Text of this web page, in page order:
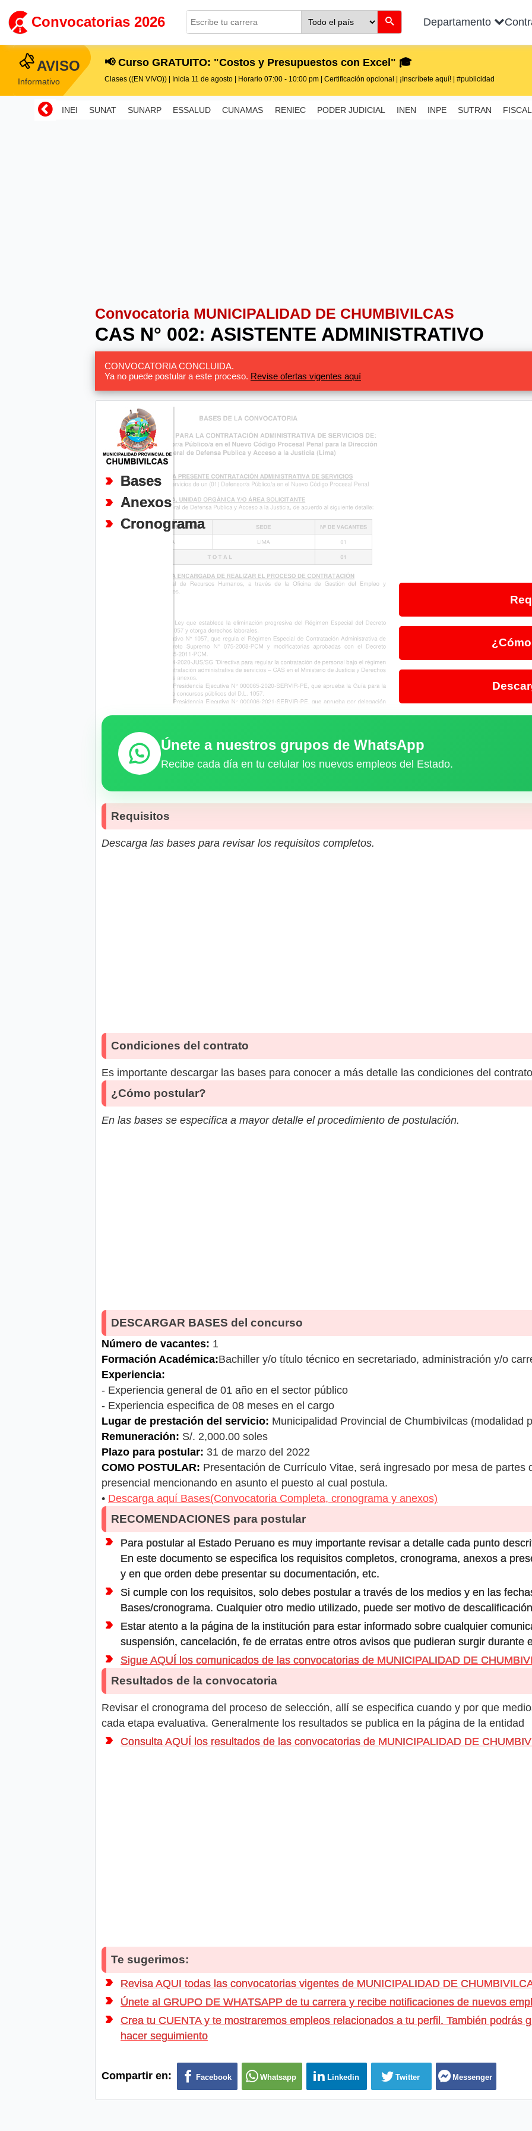
Convocatorias 2026 Departamento
AVISO
Informativo
📢 Curso GRATUITO: "Costos y Presupuestos con Excel" 🎓
Clases ((EN VIVO)) | Inicia 11 de agosto | Horario 07:00 - 10:00 pm | Certificación opcional | ¡Inscríbete aquí! | #publicidad
INEI SUNAT SUNARP ESSALUD CUNAMAS RENIEC PODER JUDICIAL INEN INPE SUTRAN
Convocatoria MUNICIPALIDAD DE CHUMBIVILCAS
CAS N° 002: ASISTENTE ADMINISTRATIVO
CONVOCATORIA CONCLUIDA.
Ya no puede postular a este proceso. Revise ofertas vigentes aquí
Bases
Anexos
Cronograma
Únete a nuestros grupos de WhatsApp
Recibe cada día en tu celular los nuevos empleos del Estado.
Requisitos
Descarga las bases para revisar los requisitos completos.
Condiciones del contrato
Es importante descargar las bases para conocer a más detalle las condiciones del
¿Cómo postular?
En las bases se especifica a mayor detalle el procedimiento de postulación.
DESCARGAR BASES del concurso
Número de vacantes: 1
Formación Académica:Bachiller y/o título técnico en secretariado, administración y/o
Experiencia:
- Experiencia general de 01 año en el sector público
- Experiencia especifica de 08 meses en el cargo
Lugar de prestación del servicio: Municipalidad Provincial de Chumbivilcas (modalidad
Remuneración: S/. 2,000.00 soles
Plazo para postular: 31 de marzo del 2022
COMO POSTULAR: Presentación de Currículo Vitae, será ingresado por mesa de partes
presencial mencionando en asunto el puesto al cual postula.
• Descarga aquí Bases(Convocatoria Completa, cronograma y anexos)
RECOMENDACIONES para postular
Para postular al Estado Peruano es muy importante revisar a detalle cada punto
En este documento se especifica los requisitos completos, cronograma, anexos a
y en que orden debe presentar su documentación, etc.
Si cumple con los requisitos, solo debes postular a través de los medios y en las
Bases/cronograma. Cualquier otro medio utilizado, puede ser motivo de
Estar atento a la página de la institución para estar informado sobre cualquier
suspensión, cancelación, fe de erratas entre otros avisos que pudieran surgir durante
Sigue AQUÍ los comunicados de las convocatorias de MUNICIPALIDAD DE
Resultados de la convocatoria
Revisar el cronograma del proceso de selección, allí se especifica cuando y por que
cada etapa evaluativa. Generalmente los resultados se publica en la página de la entidad
Consulta AQUÍ los resultados de las convocatorias de MUNICIPALIDAD DE
Te sugerimos:
Revisa AQUI todas las convocatorias vigentes de MUNICIPALIDAD DE
Únete al GRUPO DE WHATSAPP de tu carrera y recibe notificaciones de nuevos
Crea tu CUENTA y te mostraremos empleos relacionados a tu perfil. También podrás
hacer seguimiento
Compartir en: Facebook Whatsapp Linkedin Twitter Messenger